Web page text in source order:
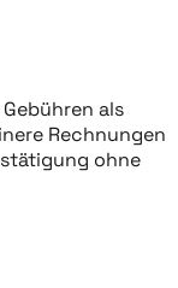
als
Rechnungen
ohne